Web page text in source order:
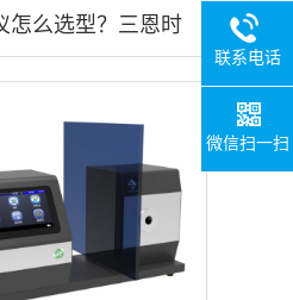
怎么选型？三恩时
雾度仪怎么样？
联系电话
微信扫一扫